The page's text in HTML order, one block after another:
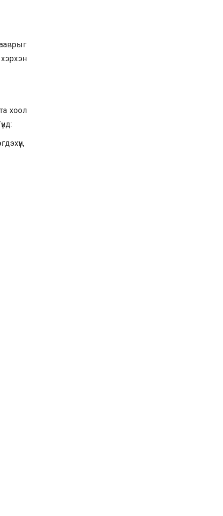
хоол